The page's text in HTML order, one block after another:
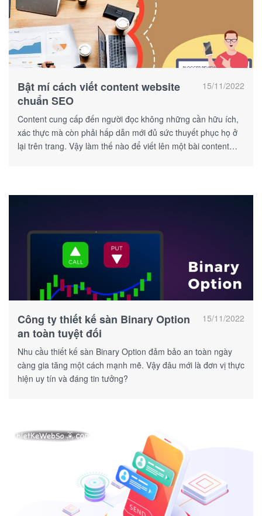
15/11/2022
Bật mí cách viết content website
chuẩn SEO
Content cung cấp đến người đọc không những cần hữu ích,
xác thực mà còn phải hấp dẫn mới đủ sức thuyết phục họ ở
lại trên trang. Vậy làm thế nào để viết lên một bài content
15/11/2022
Công ty thiết kế sàn Binary Option
an toàn tuyệt đối
Nhu cầu thiết kế sàn Binary Option đảm bảo an toàn ngày
càng gia tăng một cách mạnh mẽ. Vậy đâu mới là đơn vị thực
hiện uy tín và đáng tin tưởng?